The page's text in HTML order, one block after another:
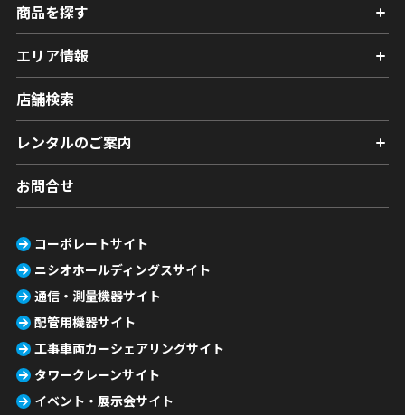
商品を探す
エリア情報
店舗検索
レンタルのご案内
お問合せ
コーポレートサイト
ニシオホールディングスサイト
通信・測量機器サイト
配管用機器サイト
工事車両カーシェアリングサイト
タワークレーンサイト
イベント・展示会サイト